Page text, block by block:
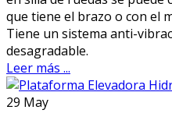
que tiene el brazo o con el
Tiene un sistema anti-
desagradable.
Leer más ...
29 May